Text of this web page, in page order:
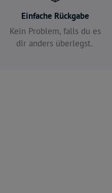
Einfache Rückgabe
Kein Problem, falls du es
dir anders überlegst.